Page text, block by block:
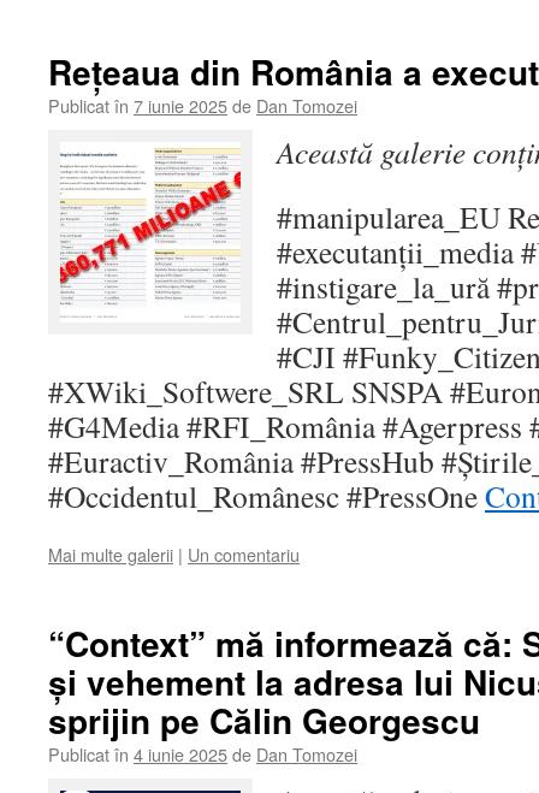
Rețeaua din România a
Publicat în 7 iunie 2025de Dan Tomozei
Această galerie
#manipularea_EU
#executanții_media
#instigare_la_ură
#CJI
#XWiki_Softwere_SRL SNSPA
#G4Media #RFI_România #Agerpress
#Euractiv_România #PressHub
#Occidentul_Românesc #PressOne
Mai multe galerii | Un comentariu
“Context” mă informează că:
și vehement la adresa lui
sprijin pe Călin Georgescu
Publicat în 4 iunie 2025de Dan Tomozei